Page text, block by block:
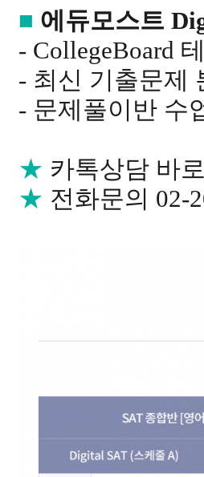
■ 에듀모스트
- CollegeBoard
- 최신 기출문제
- 문제풀이반 수
★ 카톡상담 바
★ 전화문의 02-